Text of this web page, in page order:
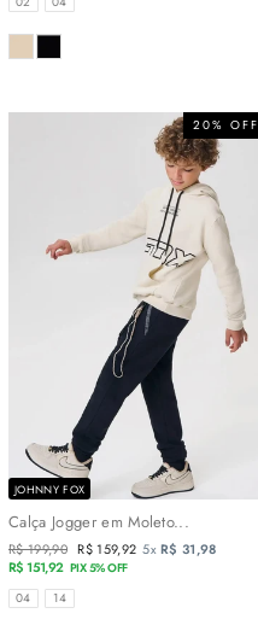
COR
20% OFF
JOHNNY FOX
Calça Jogger em Moleto...
Preço
normal
R$ 199,90 Preço
promocional
R$ 159,92 5xR$ 31,98
R$ 151,92 PIX 5% OFF
TAMANHOS
04 14